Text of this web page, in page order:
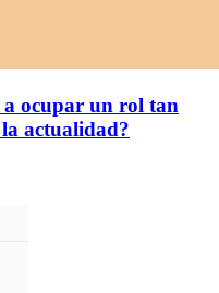
a ocupar un rol tan
actualidad?